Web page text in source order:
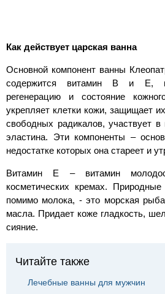
Как действует царская ванна
Основной компонент ванны
содержится витамин В и Е,
регенерацию и состояние
укрепляет клетки кожи, защищает
свободных радикалов, участвует в
эластина. Эти компоненты –
недостатке которых она стареет и
Витамин Е – витамин
косметических кремах. Природные
помимо молока, - это морская
масла. Придает коже гладкость,
сияние.
Читайте также
Лечебные ванны для мужчин